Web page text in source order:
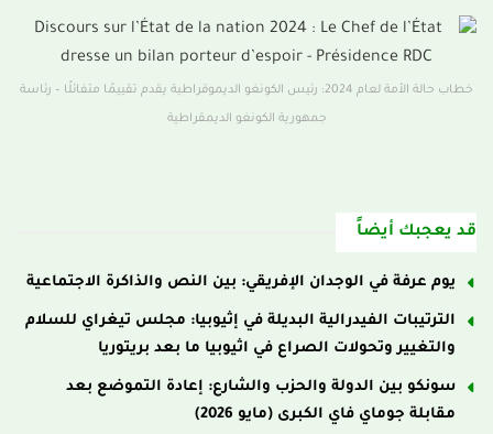
خطاب حالة الأمة لعام 2024: رئيس الكونغو الديموقراطية يقدم تقييمًا متفائلًا – رئاسة
جمهورية الكونغو الديمقراطية
قد يعجبك أيضاً
يوم عرفة في الوجدان الإفريقي: بين النص والذاكرة الاجتماعية
الترتيبات الفيدرالية البديلة في إثيوبيا: مجلس تيغراي للسلام
والتغيير وتحولات الصراع في اثيوبيا ما بعد بريتوريا
سونكو بين الدولة والحزب والشارع: إعادة التموضع بعد
مقابلة جوماي فاي الكبرى (مايو 2026)